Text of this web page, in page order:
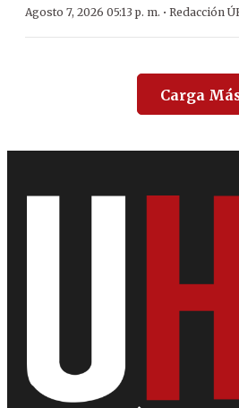
Agosto 7, 2026 05:13 p. m. · Redacción
Carga